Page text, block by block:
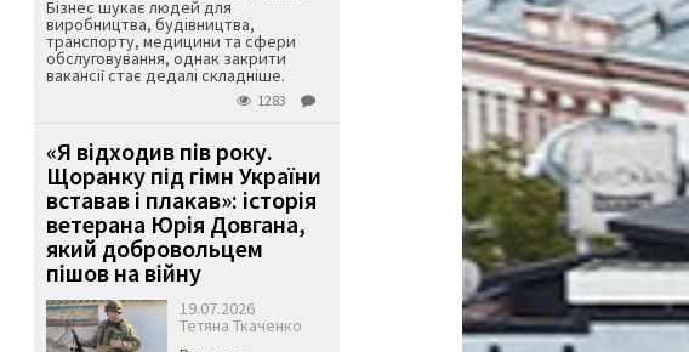
Бізнес шукає людей для
виробництва, будівництва,
транспорту, медицини та сфери
обслуговування, однак закрити
вакансії стає дедалі складніше.
1283
«Я відходив пів року.
Щоранку під гімн України
вставав і плакав»: історія
ветерана Юрія Довгана,
який добровольцем
пішов на війну
19.07.2026
Тетяна Ткаченко